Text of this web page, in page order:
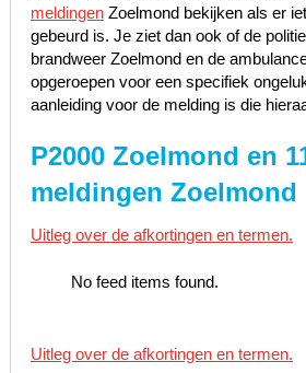
meldingenZoelmond bekijken als er
gebeurd is. Je ziet dan ook of de
brandweer Zoelmond en de
opgeroepen voor een specifiek
aanleiding voor de melding is die
P2000 Zoelmond en
meldingen Zoelmond
Uitleg over de afkortingen en termen.
No feed items found.
Uitleg over de afkortingen en termen.